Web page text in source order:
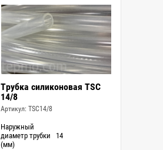
Трубка силиконовая TSC
14/8
Артикул: TSC14/8
Наружный
диаметр трубки
(мм)
14